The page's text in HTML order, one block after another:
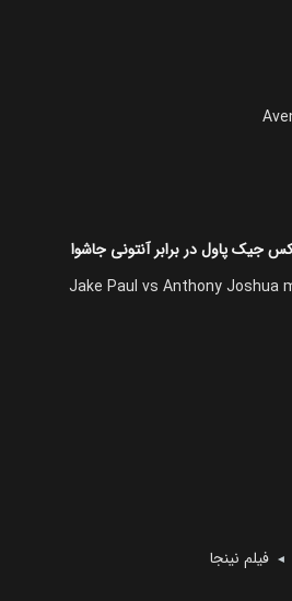
◄ فیلم نینجا
جیک پاول در برابر آنتونی جاشوا
Jake Paul vs Anthony Joshua